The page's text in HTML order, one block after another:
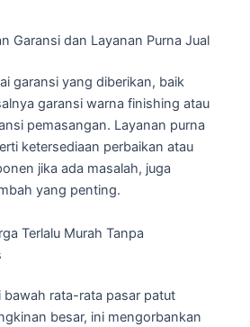
Garansi dan Layanan Purna Jual
garansi yang diberikan, baik
garansi warna finishing atau
pemasangan. Layanan purna
ketersediaan perbaikan atau
jika ada masalah, juga
yang penting.
Terlalu Murah Tanpa
bawah rata-rata pasar patut
besar, ini mengorbankan